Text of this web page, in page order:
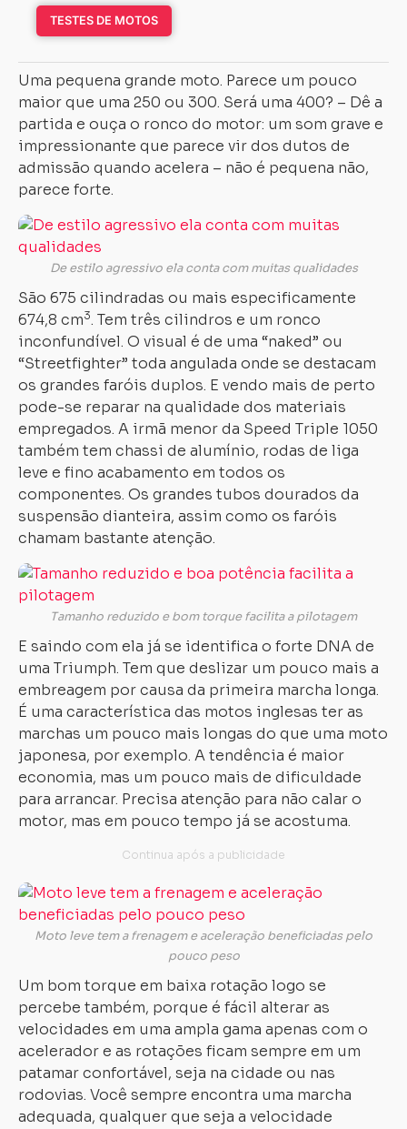
TESTES DE MOTOS
Uma pequena grande moto. Parece um pouco
maior que uma 250 ou 300. Será uma 400? – Dê a
partida e ouça o ronco do motor: um som grave e
impressionante que parece vir dos dutos de
admissão quando acelera – não é pequena não,
parece forte.
De estilo agressivo ela conta com muitas qualidades
São 675 cilindradas ou mais especificamente
674,8 cm3. Tem três cilindros e um ronco
inconfundível. O visual é de uma “naked” ou
“Streetfighter” toda angulada onde se destacam
os grandes faróis duplos. E vendo mais de perto
pode-se reparar na qualidade dos materiais
empregados. A irmã menor da Speed Triple 1050
também tem chassi de alumínio, rodas de liga
leve e fino acabamento em todos os
componentes. Os grandes tubos dourados da
suspensão dianteira, assim como os faróis
chamam bastante atenção.
Tamanho reduzido e bom torque facilita a pilotagem
E saindo com ela já se identifica o forte DNA de
uma Triumph. Tem que deslizar um pouco mais a
embreagem por causa da primeira marcha longa.
É uma característica das motos inglesas ter as
marchas um pouco mais longas do que uma moto
japonesa, por exemplo. A tendência é maior
economia, mas um pouco mais de dificuldade
para arrancar. Precisa atenção para não calar o
motor, mas em pouco tempo já se acostuma.
Moto leve tem a frenagem e aceleração beneficiadas pelo
pouco peso
Um bom torque em baixa rotação logo se
percebe também, porque é fácil alterar as
velocidades em uma ampla gama apenas com o
acelerador e as rotações ficam sempre em um
patamar confortável, seja na cidade ou nas
rodovias. Você sempre encontra uma marcha
adequada, qualquer que seja a velocidade